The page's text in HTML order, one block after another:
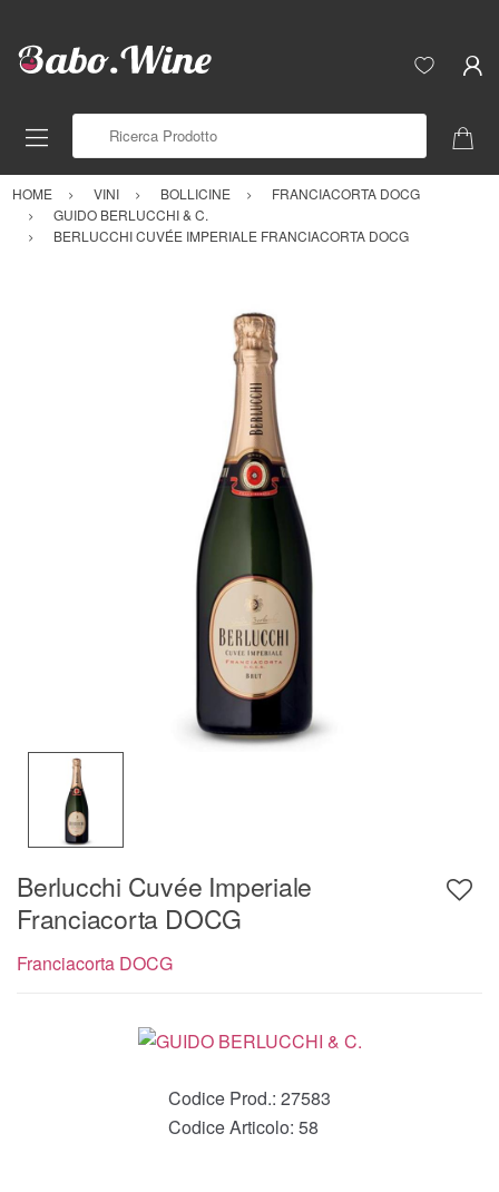
HOME VINI BOLLICINE
FRANCIACORTA DOCG
GUIDO BERLUCCHI & C.
BERLUCCHI CUVÉE IMPERIALE FRANCIACORTA DOCG
Berlucchi Cuvée Imperiale
Franciacorta DOCG
Franciacorta DOCG
Codice Prod.: 27583
Codice Articolo: 58